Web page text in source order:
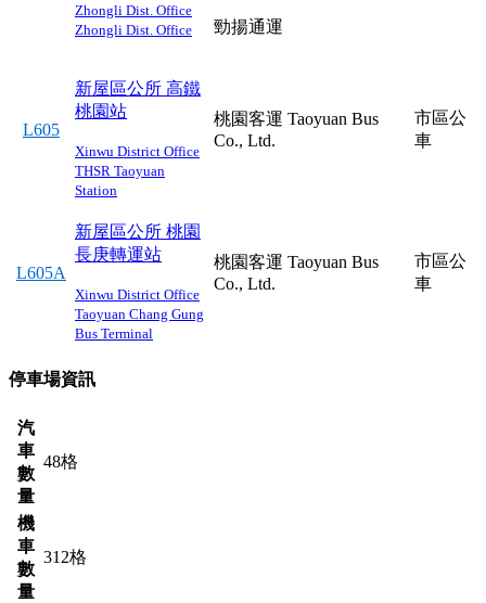
Zhongli Dist. Office
Zhongli Dist. Office
勁揚通運
L605
新屋區公所 高鐵
桃園站
Xinwu District Office
THSR Taoyuan
Station
桃園客運 Taoyuan Bus
Co., Ltd.
市區公
車
L605A
新屋區公所 桃園
長庚轉運站
Xinwu District Office
Taoyuan Chang Gung
Bus Terminal
桃園客運 Taoyuan Bus
Co., Ltd.
市區公
車
停車場資訊
汽
車
數
量
48格
機
車
數
量
312格